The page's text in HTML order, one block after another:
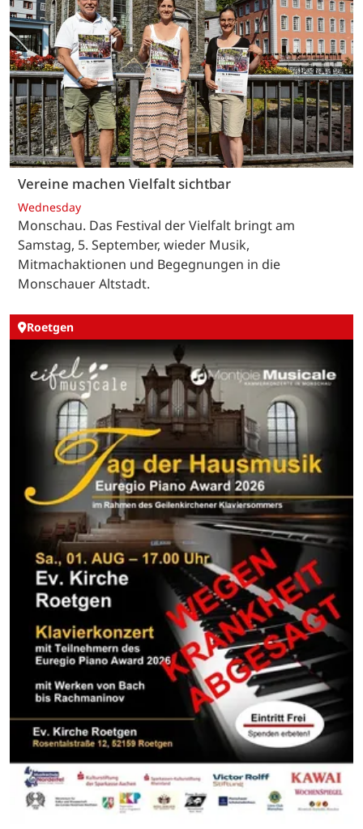
Vereine machen Vielfalt sichtbar
Wednesday
Monschau. Das Festival der Vielfalt bringt am
Samstag, 5. September, wieder Musik,
Mitmachaktionen und Begegnungen in die
Monschauer Altstadt.
Roetgen